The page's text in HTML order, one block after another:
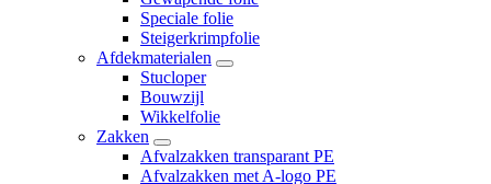
Speciale folie
Steigerkrimpfolie
Afdekmaterialen
Stucloper
Bouwzijl
Wikkelfolie
Zakken
Afvalzakken transparant PE
Afvalzakken met A-logo PE